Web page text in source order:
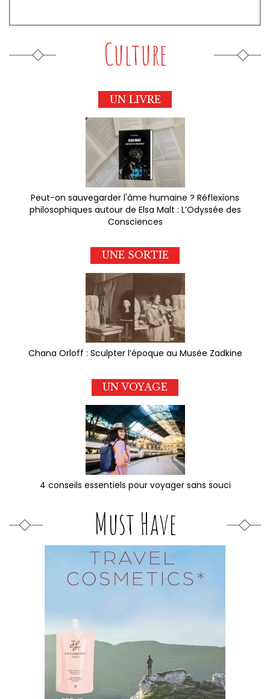
Culture
UN LIVRE
Peut-on sauvegarder l'âme humaine ? Réflexions
philosophiques autour de Elsa Malt : L’Odyssée des
Consciences
UNE SORTIE
Chana Orloff : Sculpter l’époque au Musée Zadkine
UN VOYAGE
4 conseils essentiels pour voyager sans souci
Must Have